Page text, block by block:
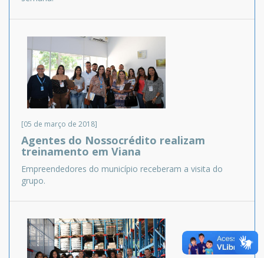
[05 de março de 2018]
Agentes do Nossocrédito realizam
treinamento em Viana
Empreendedores do município receberam a visita do
grupo.